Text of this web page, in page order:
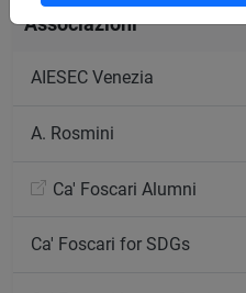
Associazioni
AIESEC Venezia
A. Rosmini
Ca' Foscari Alumni
Ca' Foscari for SDGs